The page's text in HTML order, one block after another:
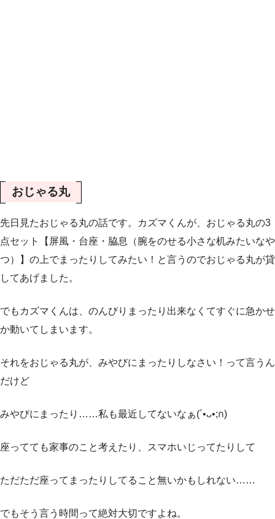
おじゃる丸
先日見たおじゃる丸の話です。カズマくんが、おじゃる丸の3
点セット【屏風・台座・脇息（腕をのせる小さな机みたいなや
つ）】の上でまったりしてみたい！と言うのでおじゃる丸が貸
してあげました。
でもカズマくんは、のんびりまったり出来なくてすぐに急かせ
か動いてしまいます。
それをおじゃる丸が、みやびにまったりしなさい！って言うん
だけど
みやびにまったり……私も最近してないなぁ(´•ᴗ•;ก)
座ってても家事のこと考えたり、スマホいじってたりして
ただただ座ってまったりしてること無いかもしれない……
でもそう言う時間って絶対大切ですよね。